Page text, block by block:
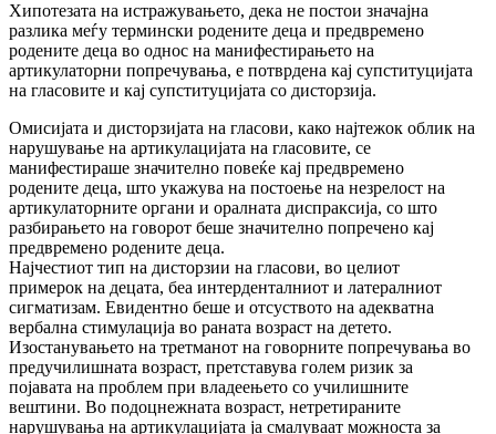
Хипотезата на истражувањето, дека не постои значајна
разлика меѓу термински родените деца и предвремено
родените деца во однос на манифестирањето на
артикулаторни попречувања, е потврдена кај супституцијата
на гласовите и кај супституцијата со дисторзија.
Омисијата и дисторзијата на гласови, како најтежок облик на
нарушување на артикулацијата на гласовите, се
манифестираше значително повеќе кај предвремено
родените деца, што укажува на постоење на незрелост на
артикулаторните органи и оралната диспраксија, со што
разбирањето на говорот беше значително попречено кај
предвремено родените деца.
Најчестиот тип на дисторзии на гласови, во целиот
примерок на децата, беа интерденталниот и латералниот
сигматизам. Евидентно беше и отсуството на адекватна
вербална стимулација во раната возраст на детето.
Изостанувањето на третманот на говорните попречувања во
предучилишната возраст, претставува голем ризик за
појавата на проблем при владеењето со училишните
вештини. Во подоцнежната возраст, нетретираните
нарушувања на артикулацијата ја смалуваат можноста за